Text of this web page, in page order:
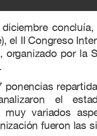
el II Congreso
organizado por la
el
muy variados
fueron las